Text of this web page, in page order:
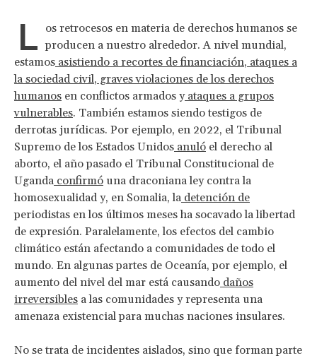
L os retrocesos en materia de derechos humanos se
producen a nuestro alrededor. A nivel mundial,
estamos asistiendo a recortes de financiación, ataques a
la sociedad civil, graves violaciones de los derechos
humanos en conflictos armados yataques a grupos
vulnerables. También estamos siendo testigos de
derrotas jurídicas. Por ejemplo, en 2022, el Tribunal
Supremo de los Estados Unidos anuló el derecho al
aborto, el año pasado el Tribunal Constitucional de
Uganda confirmó una draconiana ley contra la
homosexualidad y, en Somalia, la detención de
periodistas en los últimos meses ha socavado la libertad
de expresión. Paralelamente, los efectos del cambio
climático están afectando a comunidades de todo el
mundo. En algunas partes de Oceanía, por ejemplo, el
aumento del nivel del mar está causando daños
irreversibles a las comunidades y representa una
amenaza existencial para muchas naciones insulares.
No se trata de incidentes aislados, sino que forman parte